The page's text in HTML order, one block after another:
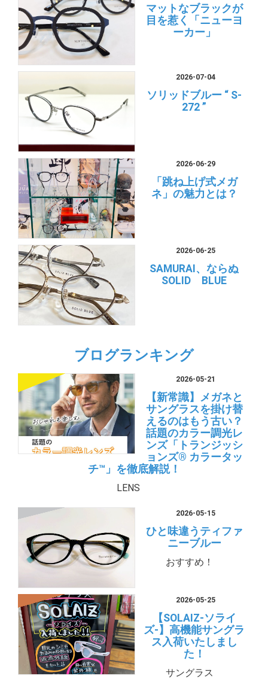
マットなブラックが
目を惹く「ニューヨ
ーカー」
2026-07-04
ソリッドブルー “ S-
272 ”
2026-06-29
「跳ね上げ式メガ
ネ」の魅力とは？
2026-06-25
SAMURAI、ならぬ
SOLID BLUE
ブログランキング
2026-05-21
【新常識】メガネと
サングラスを掛け替
えるのはもう古い？
話題のカラー調光レ
ンズ「トランジッシ
ョンズ® カラータッ
チ™」を徹底解説！
LENS
2026-05-15
ひと味違うティファ
ニーブルー
おすすめ！
2026-05-25
【SOLAIZ-ソライ
ズ-】高機能サングラ
ス入荷いたしまし
た！
サングラス